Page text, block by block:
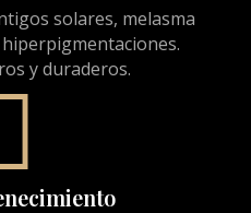
solares, melasma
y duraderos.